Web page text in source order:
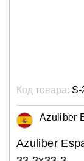
Код товара: S-
Azuliber
Azuliber